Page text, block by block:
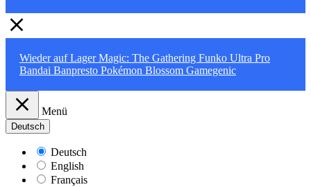
Wieder auf LagerMagic: The Gathering Funko Ultra Pro
Bandai Banpresto Pokémon Blossom Gamegenic
Menü
Deutsch
Deutsch
English
Français